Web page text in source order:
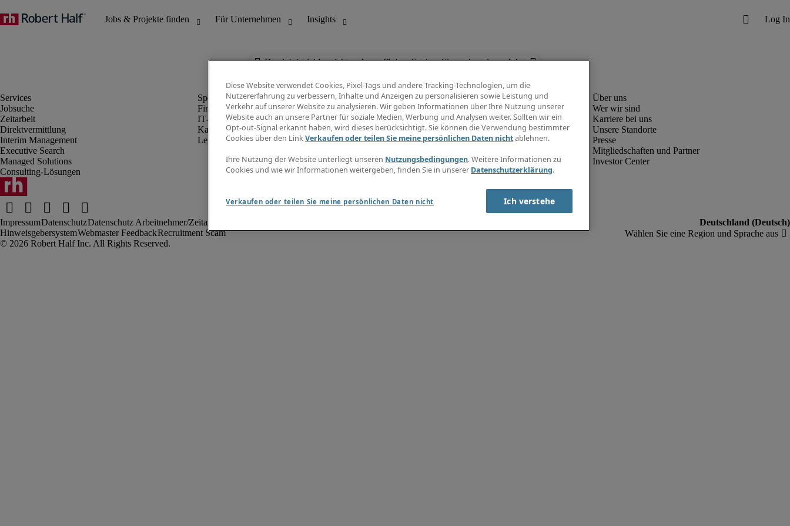
Der Job ist leider nicht mehr verfügbar. Suchen Sie nach anderen Jobs.
Jobsuche
Zeitarbeit
Direktvermittlung
Interim Management
Executive Search
Managed Solutions
Consulting-Lösungen
Finanz- & Rechnungswesen
IT-Bereich
Kaufmännischer Bereich
Legal
Info Center
Jobübersicht
Gehaltsübersicht
E-Learning
Wer wir sind
Karriere bei uns
Unsere Standorte
Presse
Mitgliedschaften und Partner
Investor Center
ImpressumDatenschutzDatenschutz Arbeitnehmer/Zeitarbeitskräfte
HinweisgebersystemWebmaster FeedbackRecruitment Scam
Diese Website verwendet Cookies, Pixel-Tags und andere Tracking-Technologien, um die
Nutzererfahrung zu verbessern, Inhalte und Anzeigen zu personalisieren sowie Leistung und
Verkehr auf unserer Website zu analysieren. Wir geben Informationen über Ihre Nutzung unserer
Website auch an unsere Partner für soziale Medien, Werbung und Analysen weiter. Sollten wir ein
Opt-out-Signal erkannt haben, wird dieses berücksichtigt. Sie können die Verwendung bestimmter
Cookies über den LinkVerkaufen oder teilen Sie meine persönlichen Daten nichtablehnen.
Ihre Nutzung der Website unterliegt unseren Nutzungsbedingungen. Weitere Informationen zu
Cookies und wie wir Informationen weitergeben, finden Sie in unserer Datenschutzerklärung.
Verkaufen oder teilen Sie meine persönlichen Daten nicht Ich verstehe